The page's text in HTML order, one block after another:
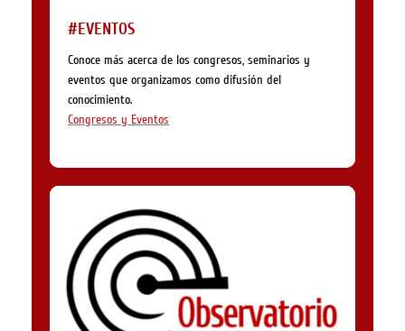
#EVENTOS
Conoce más acerca de los congresos, seminarios y
eventos que organizamos como difusión del
conocimiento.
Congresos y Eventos